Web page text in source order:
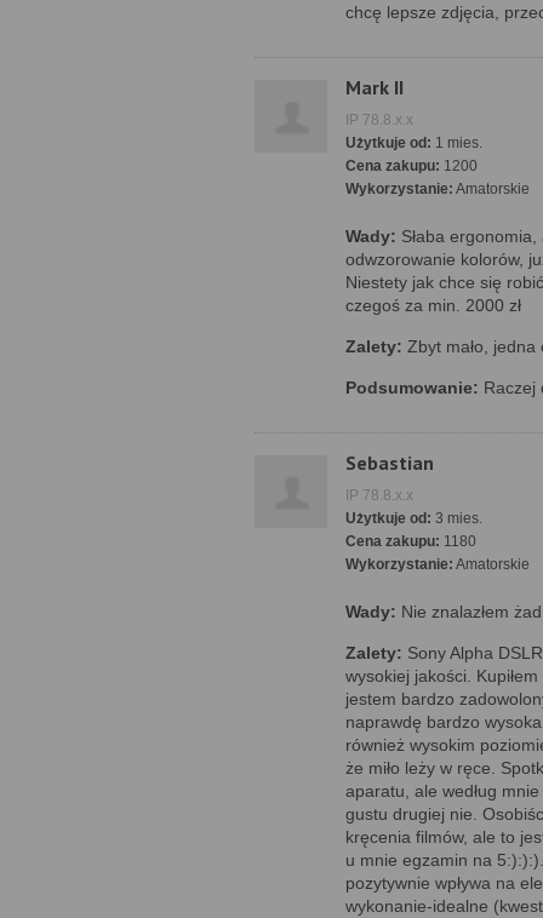
chcę lepsze zdjęcia,
Mark II
IP 78.8.x.x
Użytkuje od: 1 mies.
Cena zakupu: 1200
Wykorzystanie: Amatorskie
Wady: Słaba
odwzorowanie kolorów,
Niestety jak chce się
czegoś za min. 2000 zł
Zalety: Zbyt mało, jedna
Podsumowanie: Raczej
Sebastian
IP 78.8.x.x
Użytkuje od: 3 mies.
Cena zakupu: 1180
Wykorzystanie: Amatorskie
Wady: Nie znalazłem
Zalety: Sony Alpha
wysokiej jakości.
jestem bardzo
naprawdę bardzo
również wysokim
że miło leży w ręce.
aparatu, ale według
gustu drugiej nie.
kręcenia filmów, ale to
u mnie egzamin na
pozytywnie wpływa na
wykonanie-idealne